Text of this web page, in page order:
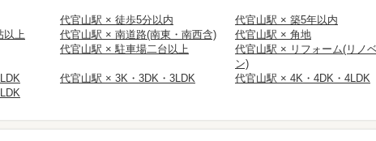
代官山駅 × 徒歩5分以内
代官山駅 × 築5年以内
以上
代官山駅 × 南道路(南東・南西含)
代官山駅 × 角地
代官山駅 × 駐車場二台以上
代官山駅 × リフォーム(リノ
ン)
代官山駅 × 3K・3DK・3LDK
代官山駅 × 4K・4DK・4LDK